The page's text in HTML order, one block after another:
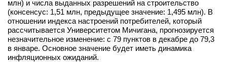
млн) и числа выданных разрешений на строительство
(консенсус: 1,51 млн, предыдущее значение: 1,495 млн). В
отношении индекса настроений потребителей, который
рассчитывается Университетом Мичигана, прогнозируется
незначительное изменение: с 79 пунктов в декабре до 79,3
в январе. Основное значение будет иметь динамика
инфляционных ожиданий.